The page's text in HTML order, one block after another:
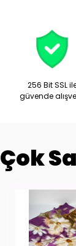
256 Bit SSL
güvende
Çok